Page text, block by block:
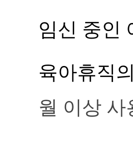
임신 중인
육아휴직
월 이상